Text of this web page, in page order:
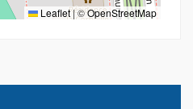
Leaflet |©OpenStreetMap